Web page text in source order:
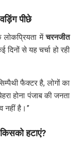
पीछे
लोकप्रियता मेंचरनजीत
से यह चर्चा हो रही
फैक्टर है, लोगों का
होना पंजाब की जनता
नहीं है।”
हटाएं?